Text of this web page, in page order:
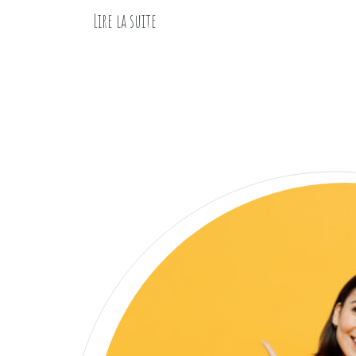
Lire la suite